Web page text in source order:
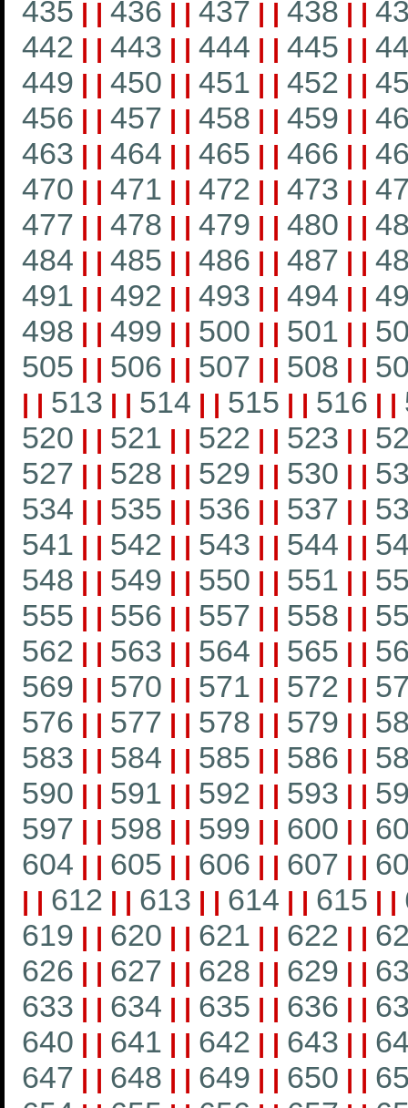
435 | | 436 | | 437 | | 438 | |
442 | | 443 | | 444 | | 445 | |
449 | | 450 | | 451 | | 452 | |
456 | | 457 | | 458 | | 459 | |
463 | | 464 | | 465 | | 466 | |
470 | | 471 | | 472 | | 473 | |
477 | | 478 | | 479 | | 480 | |
484 | | 485 | | 486 | | 487 | |
491 | | 492 | | 493 | | 494 | |
498 | | 499 | | 500 | | 501 | |
505 | | 506 | | 507 | | 508 | |
| | 513 | | 514 | | 515 | | 516 | |
520 | | 521 | | 522 | | 523 | |
527 | | 528 | | 529 | | 530 | |
534 | | 535 | | 536 | | 537 | |
541 | | 542 | | 543 | | 544 | |
548 | | 549 | | 550 | | 551 | |
555 | | 556 | | 557 | | 558 | |
562 | | 563 | | 564 | | 565 | |
569 | | 570 | | 571 | | 572 | |
576 | | 577 | | 578 | | 579 | |
583 | | 584 | | 585 | | 586 | |
590 | | 591 | | 592 | | 593 | |
597 | | 598 | | 599 | | 600 | |
604 | | 605 | | 606 | | 607 | |
| | 612 | | 613 | | 614 | | 615 | |
619 | | 620 | | 621 | | 622 | |
626 | | 627 | | 628 | | 629 | |
633 | | 634 | | 635 | | 636 | |
640 | | 641 | | 642 | | 643 | |
647 | | 648 | | 649 | | 650 | |